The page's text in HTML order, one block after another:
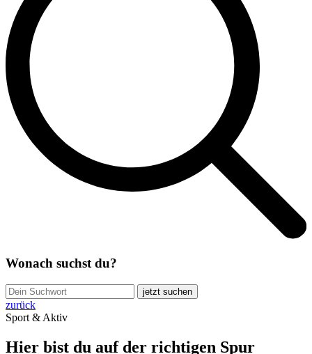
Wonach suchst du?
jetzt suchen
zurück
Sport & Aktiv
Hier bist du auf der richtigen Spur